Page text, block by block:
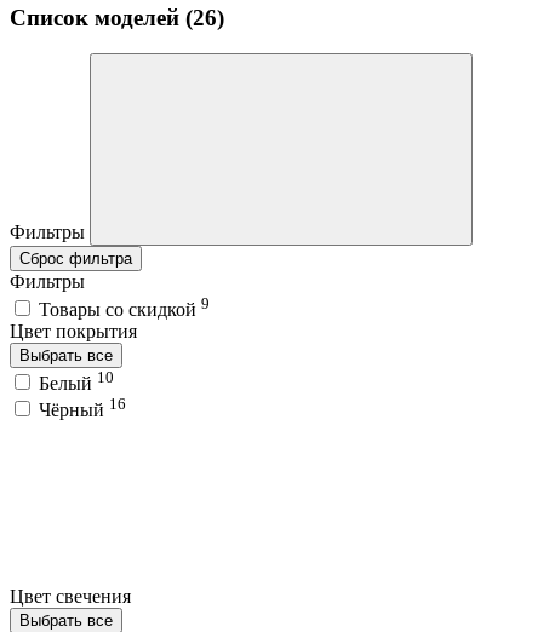
Список моделей (26)
Фильтры
Сброс фильтра
Фильтры
Товары со скидкой 9
Цвет покрытия
Выбрать все
Белый 10
Чёрный 16
Цвет свечения
Выбрать все